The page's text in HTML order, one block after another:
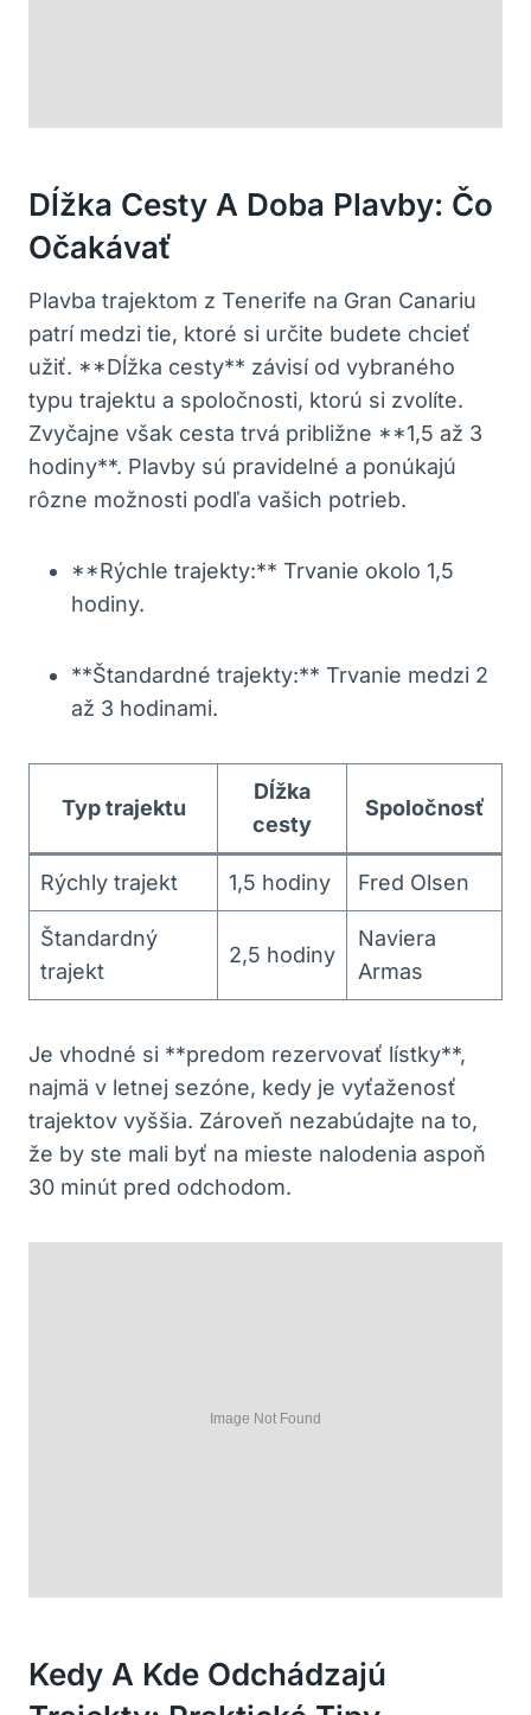
Dĺžka Cesty A Doba Plavby: Čo
Očakávať
Plavba trajektom z Tenerife na Gran Canariu
patrí medzi tie, ktoré si určite budete chcieť
užiť. **Dĺžka cesty** závisí od vybraného
typu trajektu a spoločnosti, ktorú si zvolíte.
Zvyčajne však cesta trvá približne **1,5 až 3
hodiny**. Plavby sú pravidelné a ponúkajú
rôzne možnosti podľa vašich potrieb.
**Rýchle trajekty:** Trvanie okolo 1,5
hodiny.
**Štandardné trajekty:** Trvanie medzi 2
až 3 hodinami.
Typ trajektu
Dĺžka
cesty
Spoločnosť
Rýchly trajekt 1,5 hodiny Fred Olsen
Štandardný
trajekt
2,5 hodiny
Naviera
Armas
Je vhodné si **predom rezervovať lístky**,
najmä v letnej sezóne, kedy je vyťaženosť
trajektov vyššia. Zároveň nezabúdajte na to,
že by ste mali byť na mieste nalodenia aspoň
30 minút pred odchodom.
Kedy A Kde Odchádzajú